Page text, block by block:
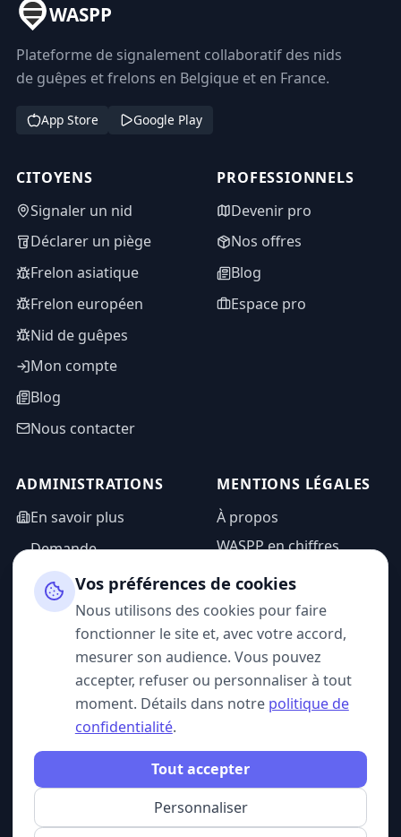
WASPP
Plateforme de signalement collaboratif des nids
de guêpes et frelons en Belgique et en France.
App Store Google Play
CITOYENS
Signaler un nid
Déclarer un piège
Frelon asiatique
Frelon européen
Nid de guêpes
Mon compte
Blog
Nous contacter
PROFESSIONNELS
Devenir pro
Nos offres
Blog
Espace pro
ADMINISTRATIONS
En savoir plus
Demande
d'information
Espace admin
MENTIONS LÉGALES
À propos
WASPP en chiffres
Mentions légales
Politique de
confidentialité
CGU
SUIVEZ-NOUS
© 2026 WASPP. Tous droits réservés.
Vos préférences de cookies
Nous utilisons des cookies pour faire
fonctionner le site et, avec votre accord,
mesurer son audience. Vous pouvez
accepter, refuser ou personnaliser à tout
moment. Détails dans notre politique de
confidentialité.
Personnaliser
Tout accepter